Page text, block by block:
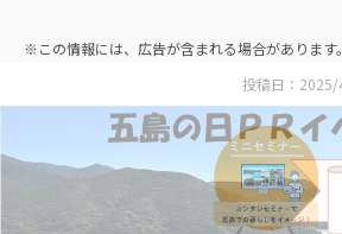
※この情報には、広告が含まれる場合があります。
投稿日：